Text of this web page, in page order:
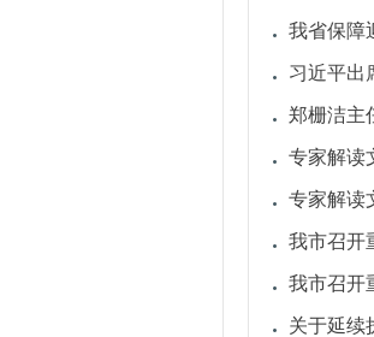
我省保障
习近平出
郑栅洁主
专家解读
专家解读
我市召开
我市召开
关于延续